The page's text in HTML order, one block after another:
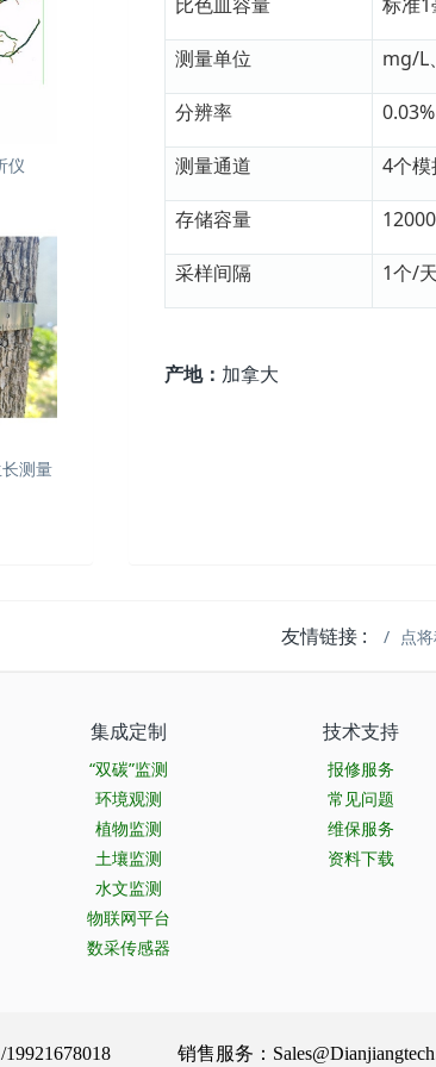
测量单位 mg/L
分辨率 0.03%
测量通道 4个
存储容量
采样间隔 1个/
产地： 加拿大
仪
测量
友情链接 : 点
集成定制
“双碳”监测
环境观测
植物监测
土壤监测
水文监测
物联网平台
数采传感器
技术支持
报修服务
常见问题
维保服务
资料下载
19921678018 销售服务：